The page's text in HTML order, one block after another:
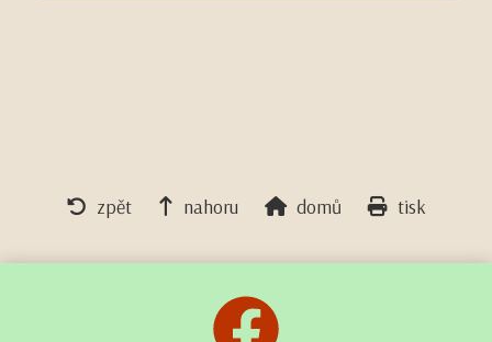
zpět nahoru domů tisk